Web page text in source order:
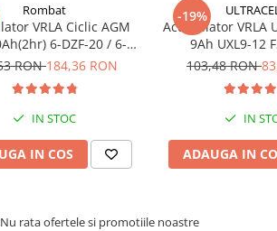
GEL /
gel si VRLA
Rombat
VRLA Ciclic AGM
6-DZF-20 / 6-
20 pentru biciclete
RON184,36 RON
IN STOC
IN COS
-19%
Acumulator VRLA
9Ah UXL9-12
103,48 RON
IN
ADAUGA IN
Nu rata ofertele si promotiile noastre